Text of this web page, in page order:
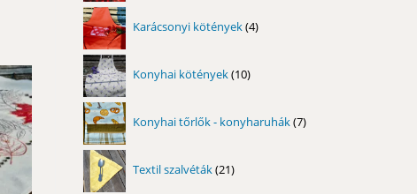
Karácsonyi kötények 4
termék
Konyhai kötények 10
termék
Konyhai tőrlők - konyharuhák 7
termék
Textil szalvéták 21
termék